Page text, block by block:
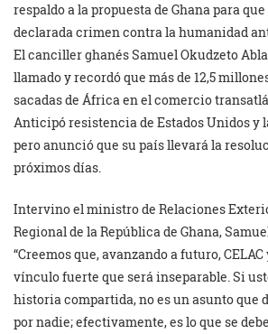
respaldo a la propuesta de Ghana para
declarada crimen contra la humanidad
El canciller ghanés Samuel Okudzeto
llamado y recordó que más de 12,5
sacadas de África en el comercio
Anticipó resistencia de Estados Unidos y
pero anunció que su país llevará la
próximos días.
Intervino el ministro de Relaciones
Regional de la República de Ghana,
“Creemos que, avanzando a futuro,
vínculo fuerte que será inseparable. Si
historia compartida, no es un asunto que
por nadie; efectivamente, es lo que se